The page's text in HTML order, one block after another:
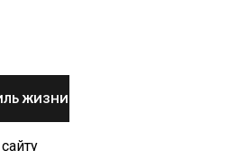
ЖИЗНИ